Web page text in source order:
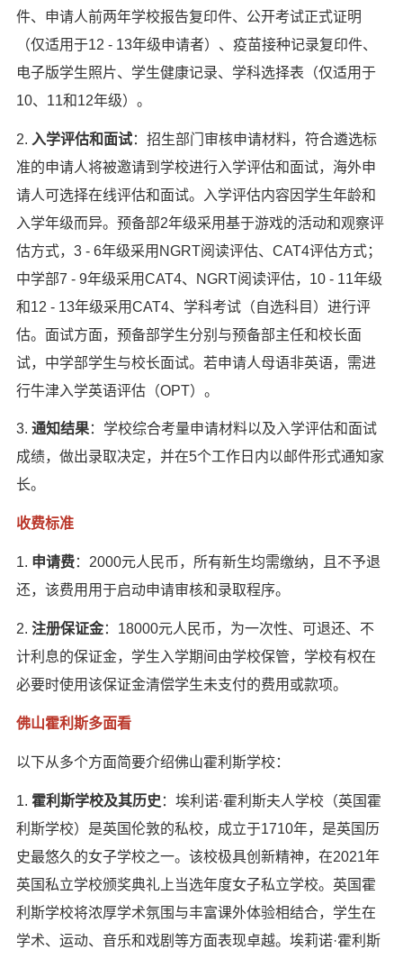
件、申请人前两年学校报告复印件、公开考试正式证明
（仅适用于12 - 13年级申请者）、疫苗接种记录复印件、
电子版学生照片、学生健康记录、学科选择表（仅适用于
10、11和12年级）。
2. 入学评估和面试：招生部门审核申请材料，符合遴选标
准的申请人将被邀请到学校进行入学评估和面试，海外申
请人可选择在线评估和面试。入学评估内容因学生年龄和
入学年级而异。预备部2年级采用基于游戏的活动和观察评
估方式，3 - 6年级采用NGRT阅读评估、CAT4评估方式；
中学部7 - 9年级采用CAT4、NGRT阅读评估，10 - 11年级
和12 - 13年级采用CAT4、学科考试（自选科目）进行评
估。面试方面，预备部学生分别与预备部主任和校长面
试，中学部学生与校长面试。若申请人母语非英语，需进
行牛津入学英语评估（OPT）。
3. 通知结果：学校综合考量申请材料以及入学评估和面试
成绩，做出录取决定，并在5个工作日内以邮件形式通知家
长。
收费标准
1. 申请费：2000元人民币，所有新生均需缴纳，且不予退
还，该费用用于启动申请审核和录取程序。
2. 注册保证金：18000元人民币，为一次性、可退还、不
计利息的保证金，学生入学期间由学校保管，学校有权在
必要时使用该保证金清偿学生未支付的费用或款项。
佛山霍利斯多面看
以下从多个方面简要介绍佛山霍利斯学校：
1. 霍利斯学校及其历史 ：埃利诺·霍利斯夫人学校（英国霍
利斯学校）是英国伦敦的私校，成立于1710年，是英国历
史最悠久的女子学校之一。该校极具创新精神，在2021年
英国私立学校颁奖典礼上当选年度女子私立学校。英国霍
利斯学校将浓厚学术氛围与丰富课外体验相结合，学生在
学术、运动、音乐和戏剧等方面表现卓越。埃莉诺·霍利斯